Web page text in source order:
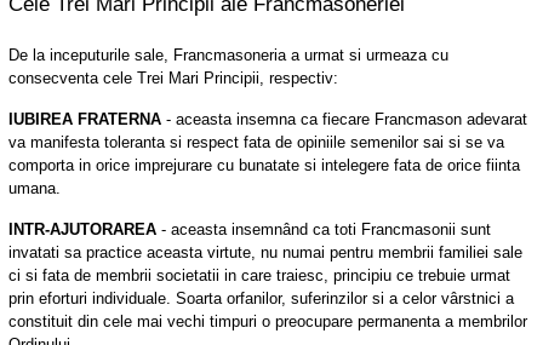
De la inceputurile sale, Francmasoneria a urmat si urmeaza cu
consecventa cele Trei Mari Principii, respectiv:
IUBIREA FRATERNA- aceasta insemna ca fiecare Francmason adevarat
va manifesta toleranta si respect fata de opiniile semenilor sai si se va
comporta in orice imprejurare cu bunatate si intelegere fata de orice fiinta
umana.
INTR-AJUTORAREA- aceasta insemnând ca toti Francmasonii sunt
invatati sa practice aceasta virtute, nu numai pentru membrii familiei sale
ci si fata de membrii societatii in care traiesc, principiu ce trebuie urmat
prin eforturi individuale. Soarta orfanilor, suferinzilor si a celor vârstnici a
constituit din cele mai vechi timpuri o preocupare permanenta a membrilor